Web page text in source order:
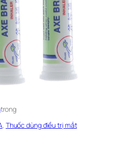
trong
, Thuốc dùng điều trị mắt